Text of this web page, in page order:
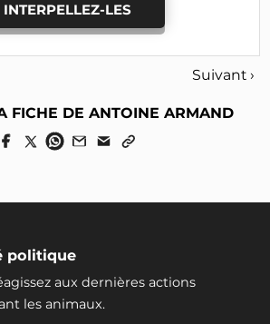
INTERPELLEZ-LES
Suivant ›
FICHE DE ANTOINE ARMAND
politique
aux dernières actions
les animaux.